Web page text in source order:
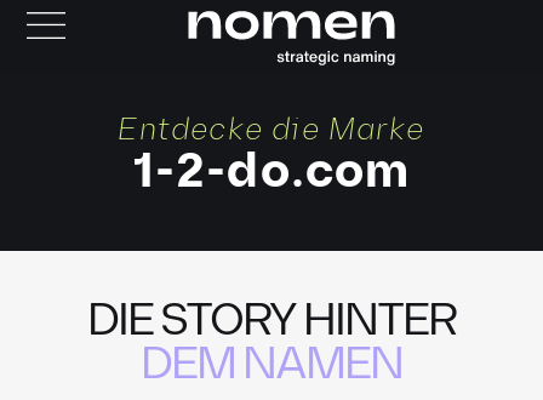
Entdecke die Marke
1-2-do.com
DIE STORY HINTER
DEM NAMEN